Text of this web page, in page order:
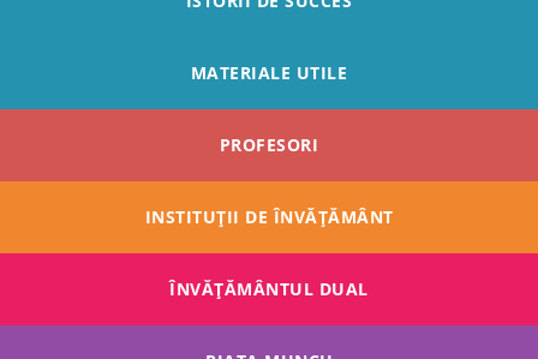
MATERIALE UTILE
PROFESORI
INSTITUȚII DE ÎNVĂȚĂMÂNT
ÎNVĂŢĂMÂNTUL DUAL